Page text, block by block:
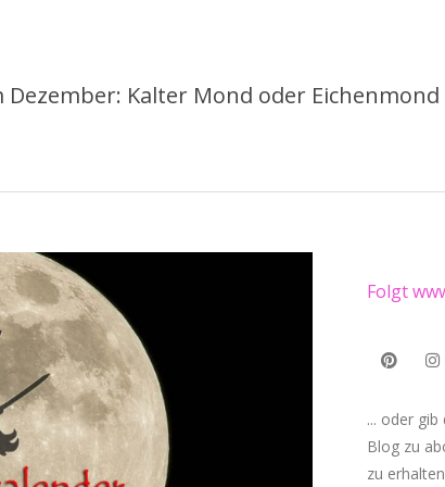
Dezember: Kalter Mond oder Eichenmond
Folgt
... oder
Blog zu
zu